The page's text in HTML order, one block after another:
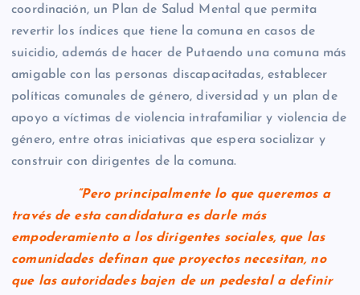
coordinación, un Plan de Salud Mental que permita
revertir los índices que tiene la comuna en casos de
suicidio, además de hacer de Putaendo una comuna más
amigable con las personas discapacitadas, establecer
políticas comunales de género, diversidad y un plan de
apoyo a víctimas de violencia intrafamiliar y violencia de
género, entre otras iniciativas que espera socializar y
construir con dirigentes de la comuna.
“Pero principalmente lo que queremos a
través de esta candidatura es darle más
empoderamiento a los dirigentes sociales, que las
comunidades definan que proyectos necesitan, no
que las autoridades bajen de un pedestal a definir